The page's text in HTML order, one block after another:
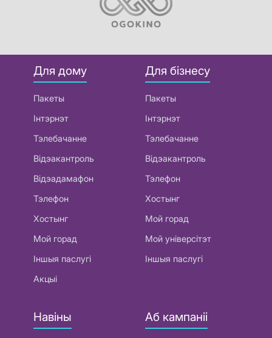
Для дому
Пакеты
Інтэрнэт
Тэлебачанне
Відэакантроль
Відэадамафон
Тэлефон
Хостынг
Мой горад
Іншыя паслугі
Акцыі
Для бізнесу
Пакеты
Інтэрнэт
Тэлебачанне
Відэакантроль
Тэлефон
Хостынг
Мой горад
Мой універсітэт
Іншыя паслугі
Навіны Аб кампаніі